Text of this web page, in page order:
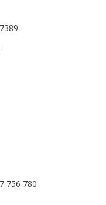
756 780